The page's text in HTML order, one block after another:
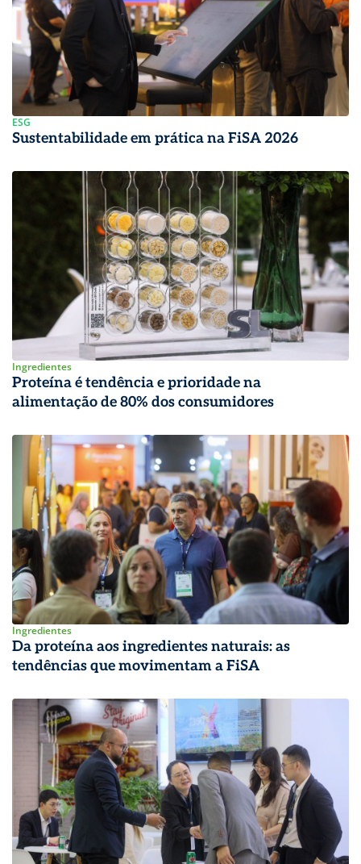
ESG
Sustentabilidade em prática na FiSA 2026
Ingredientes
Proteína é tendência e prioridade na
alimentação de 80% dos consumidores
Ingredientes
Da proteína aos ingredientes naturais: as
tendências que movimentam a FiSA